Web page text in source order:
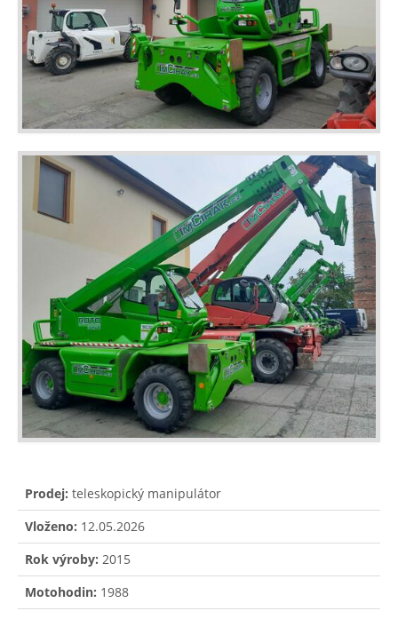
Prodej: teleskopický manipulátor
Vloženo: 12.05.2026
Rok výroby: 2015
Motohodin: 1988